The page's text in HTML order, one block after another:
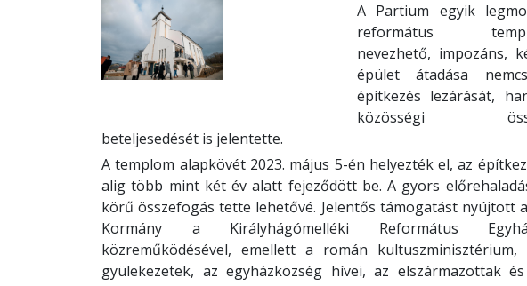
A Partium egyik
református
nevezhető, impozáns,
épület átadása
építkezés lezárását,
közösségi
beteljesedését is jelentette.
A templom alapkövét 2023. május 5-én helyezték el, az
alig több mint két év alatt fejeződött be. A gyors
körű összefogás tette lehetővé. Jelentős támogatást nyújtott
Kormány a Királyhágómelléki Református
közreműködésével, emellett a román kultuszminisztérium,
gyülekezetek, az egyházközség hívei, az elszármazottak